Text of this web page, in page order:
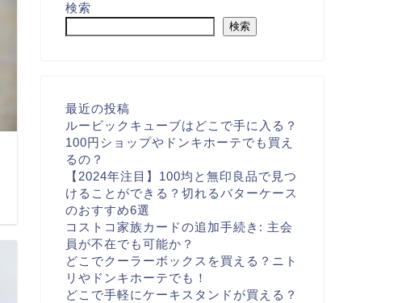
検索
検索
最近の投稿
ルービックキューブはどこで手に入る？
100円ショップやドンキホーテでも買え
るの？
【2024年注目】100均と無印良品で見つ
けることができる？切れるバターケース
のおすすめ6選
コストコ家族カードの追加手続き: 主会
員が不在でも可能か？
どこでクーラーボックスを買える？ニト
リやドンキホーテでも！
どこで手軽にケーキスタンドが買える？